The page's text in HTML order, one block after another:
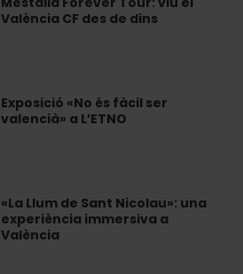
València CF des de dins
Exposició «No és fàcil ser
valencià» a L’ETNO
«La Llum de Sant Nicolau»: una
experiència immersiva a
València